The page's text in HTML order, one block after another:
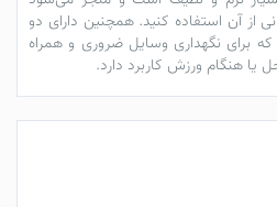
از آن استفاده کنید. همچنین دارای دو
برای نگهداری وسایل ضروری و همراه
هنگام ورزش کاربرد دارد.